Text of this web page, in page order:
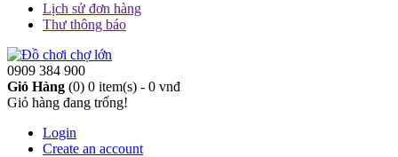
Lịch sử đơn hàng
Thư thông báo
0909 384 900
Giỏ Hàng (0) 0 item(s) - 0 vnđ
Giỏ hàng đang trống!
Login
Create an account